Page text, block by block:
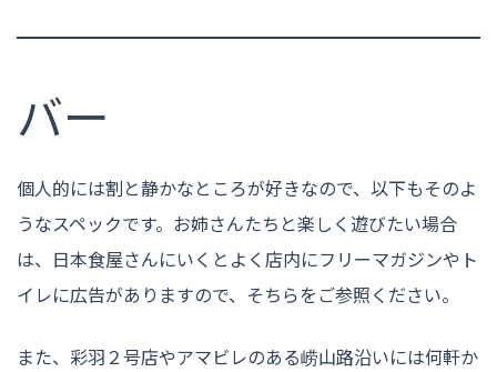
バー
個人的には割と静かなところが好きなので、以下もそのよ
うなスペックです。お姉さんたちと楽しく遊びたい場合
は、日本食屋さんにいくとよく店内にフリーマガジンやト
イレに広告がありますので、そちらをご参照ください。
また、彩羽２号店やアマビレのある崂山路沿いには何軒か